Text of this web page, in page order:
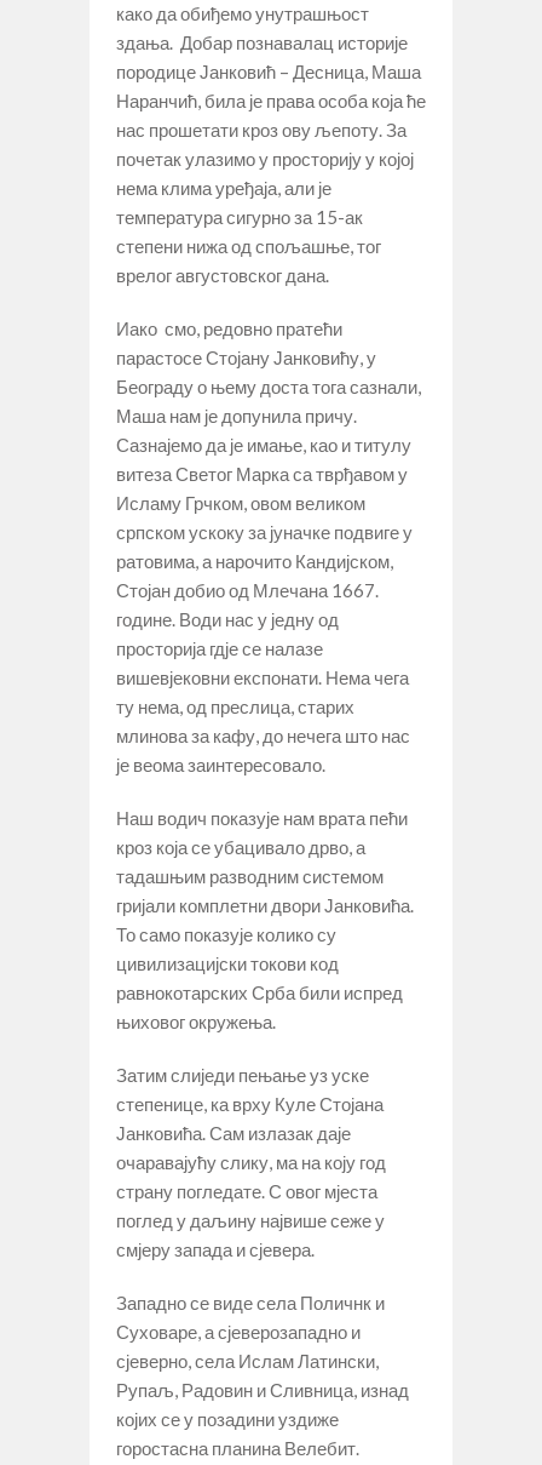
како да обиђемо унутрашњост
здања. Добар познавалац историје
породице Јанковић – Десница, Маша
Наранчић, била је права особа која ће
нас прошетати кроз ову љепоту. За
почетак улазимо у просторију у којој
нема клима уређаја, али је
температура сигурно за 15-ак
степени нижа од спољашње, тог
врелог августовског дана.
Иако смо, редовно пратећи
парастосе Стојану Јанковићу, у
Београду о њему доста тога сазнали,
Маша нам је допунила причу.
Сазнајемо да је имање, као и титулу
витеза Светог Марка са тврђавом у
Исламу Грчком, овом великом
српском ускоку за јуначке подвиге у
ратовима, а нарочито Кандијском,
Стојан добио од Млечана 1667.
године. Води нас у једну од
просторија гдје се налазе
вишевјековни експонати. Нема чега
ту нема, од преслица, старих
млинова за кафу, до нечега што нас
је веома заинтересовало.
Наш водич показује нам врата пећи
кроз која се убацивало дрво, а
тадашњим разводним системом
гријали комплетни двори Јанковића.
То само показује колико су
цивилизацијски токови код
равнокотарских Срба били испред
њиховог окружења.
Затим слиједи пењање уз уске
степенице, ка врху Куле Стојана
Јанковића. Сам излазак даје
очаравајућу слику, ма на коју год
страну погледате. С овог мјеста
поглед у даљину највише сеже у
смјеру запада и сјевера.
Западно се виде села Поличнк и
Суховаре, а сјеверозападно и
сјеверно, села Ислам Латински,
Рупаљ, Радовин и Сливница, изнад
којих се у позадини уздиже
горостасна планина Велебит.